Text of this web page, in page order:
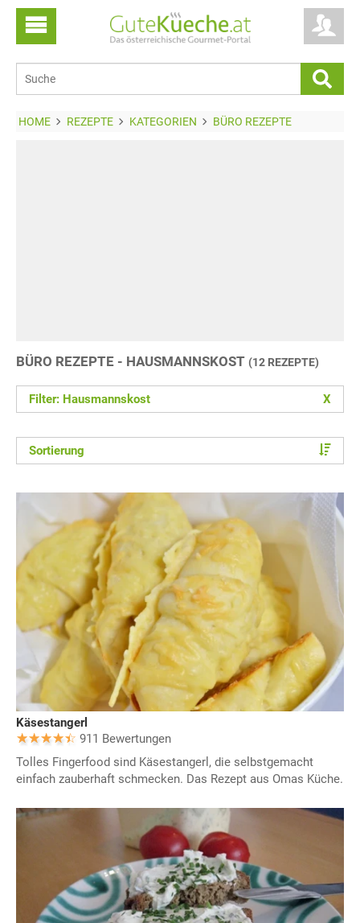
HOME REZEPTE KATEGORIEN BÜRO REZEPTE
BÜRO REZEPTE - HAUSMANNSKOST (12 REZEPTE)
Filter: Hausmannskost X
Sortierung
Käsestangerl
911 Bewertungen
Tolles Fingerfood sind Käsestangerl, die selbstgemacht
einfach zauberhaft schmecken. Das Rezept aus Omas Küche.